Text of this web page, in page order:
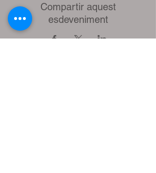
Compartir aquest
esdeveniment